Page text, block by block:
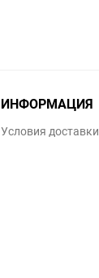
ИНФОРМАЦИЯ
Условия доставки